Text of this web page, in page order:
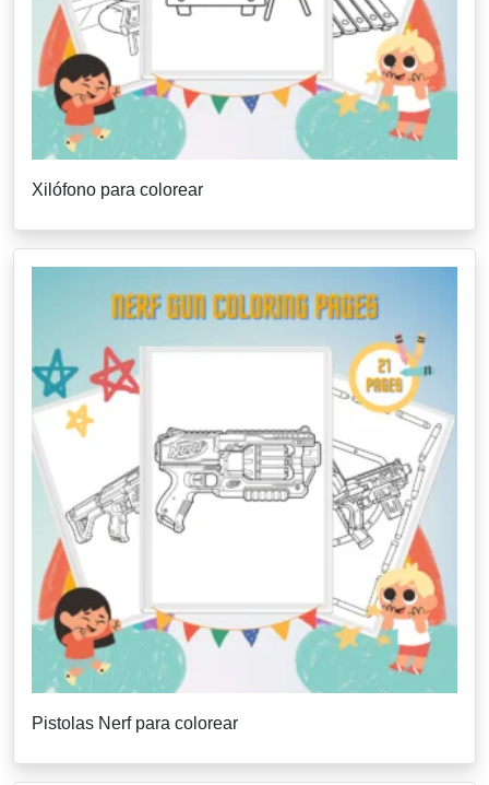
Xilófono para colorear
Pistolas Nerf para colorear